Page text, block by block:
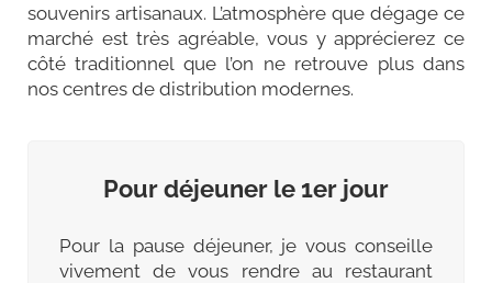
souvenirs artisanaux. L’atmosphère que dégage ce
marché est très agréable, vous y apprécierez ce
côté traditionnel que l’on ne retrouve plus dans
nos centres de distribution modernes.
Pour déjeuner le 1er jour
Pour la pause déjeuner, je vous conseille
vivement de vous rendre au restaurant